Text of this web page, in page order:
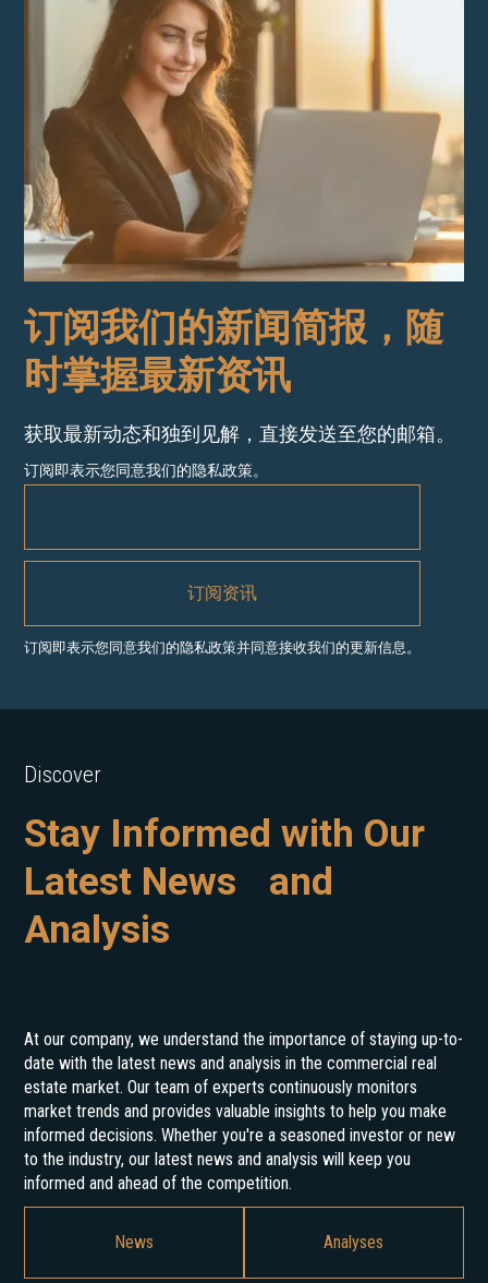
订阅我们的新闻简报，随
时掌握最新资讯
获取最新动态和独到见解，直接发送至您的邮箱。
订阅即表示您同意我们的隐私政策。
订阅即表示您同意我们的隐私政策并同意接收我们的更新信息。
Discover
Stay Informed with Our
Latest News and
Analysis
At our company, we understand the importance of staying up-to-
date with the latest news and analysis in the commercial real
estate market. Our team of experts continuously monitors
market trends and provides valuable insights to help you make
informed decisions. Whether you're a seasoned investor or new
to the industry, our latest news and analysis will keep you
informed and ahead of the competition.
News Analyses